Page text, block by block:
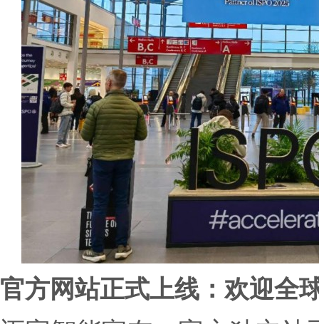
官方网站正式上线：欢迎全